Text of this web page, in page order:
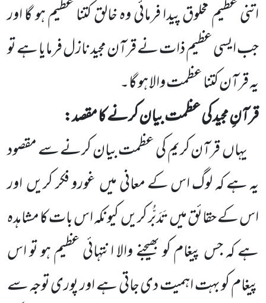
اتنی عظیم مخلوق پیدا فرمائی وہ خالقکتنا عظیم ہو گا اور
جب ایسی عظیم ذات نے قرآن مجید نازل فرمایا ہے تو
یہ قرآن کتنا عظمت والا ہو گا۔
قرآنِ مجید کی عظمت بیان کرنے کا مقصد:
یہاںقرآن کریم کی عظمت بیان کرنے سے مقصود
یہ ہے کہ لوگ اس کے معانی میںغورو فکر کریںاور
اس کےحقائق میںتَدَبُّر کریںکیونکہ اس بات کا مشاہدہ
ہے کہ جس پیغام کو بھیجنے والا انتہائی عظیم ہو تو اس
پیغام کو بہت اہمیت دی جاتیہے اور پوری توجہ سے